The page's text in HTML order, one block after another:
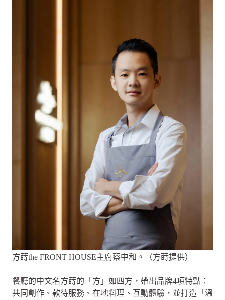
方蒔the FRONT HOUSE主廚蔡中和。（方蒔提供）
餐廳的中文名方蒔的「方」如四方，帶出品牌4項特點：
共同創作、款待服務、在地料理、互動體驗，並打造「溫